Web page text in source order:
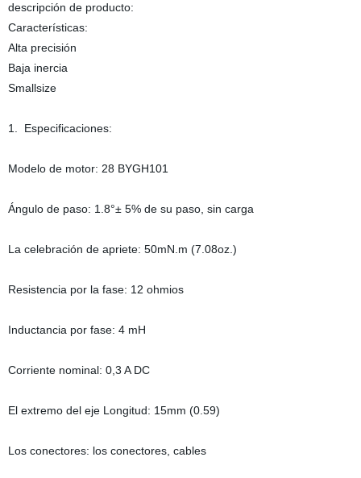
descripción de producto:
Características:
Alta precisión
Baja inercia
Smallsize
1. Especificaciones:
Modelo de motor: 28 BYGH101
Ángulo de paso: 1.8°± 5% de su paso, sin carga
La celebración de apriete: 50mN.m (7.08oz.)
Resistencia por la fase: 12 ohmios
Inductancia por fase: 4 mH
Corriente nominal: 0,3 A DC
El extremo del eje Longitud: 15mm (0.59)
Los conectores: los conectores, cables